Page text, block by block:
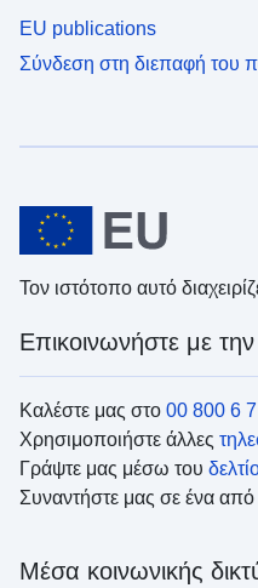
EU publications
Σύνδεση στη διεπαφή του
Τον ιστότοπο αυτό
Επικοινωνήστε με
Καλέστε μας στο 00 800 6
Χρησιμοποιήστε άλλες
Γράψτε μας μέσω του
Συναντήστε μας σε ένα από
Μέσα κοινωνικής